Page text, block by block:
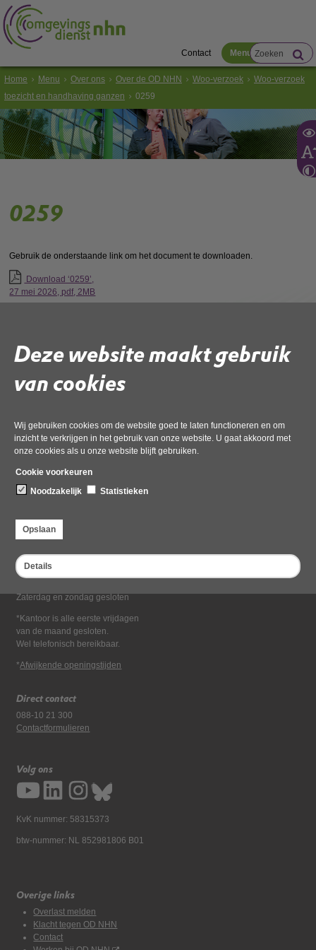
Deze website maakt gebruik
van cookies
Wij gebruiken cookies om de website goed te laten functioneren en om
inzicht te verkrijgen in het gebruik van onze website. U gaat akkoord met
onze cookies als u onze website blijft gebruiken.
Cookie voorkeuren
Noodzakelijk
Statistieken
Opslaan
Details
Contact Menu
Home Menu Over ons Over de OD NHN Woo-verzoek
Woo-verzoek
toezicht en handhaving ganzen
0259
0259
Gebruik de onderstaande link om het document te downloaden.
Download ‘0259’,
27 mei 2026, pdf, 2MB
Bezoekadres
Dampten 2, 1624 NR Hoorn
Postbus 2095, 1620 EB Hoorn
Openingstijden kantoor
Maandag tot en met vrijdag*
van 08:00 tot 16:30
Zaterdag en zondag gesloten
*Kantoor is alle eerste vrijdagen
van de maand gesloten.
Wel telefonisch bereikbaar.
*Afwijkende openingstijden
Direct contact
088-10 21 300
Contactformulieren
Volg ons
KvK nummer: 58315373
btw-nummer: NL 852981806 B01
Overige links
Overlast melden
Klacht tegen OD NHN
Contact